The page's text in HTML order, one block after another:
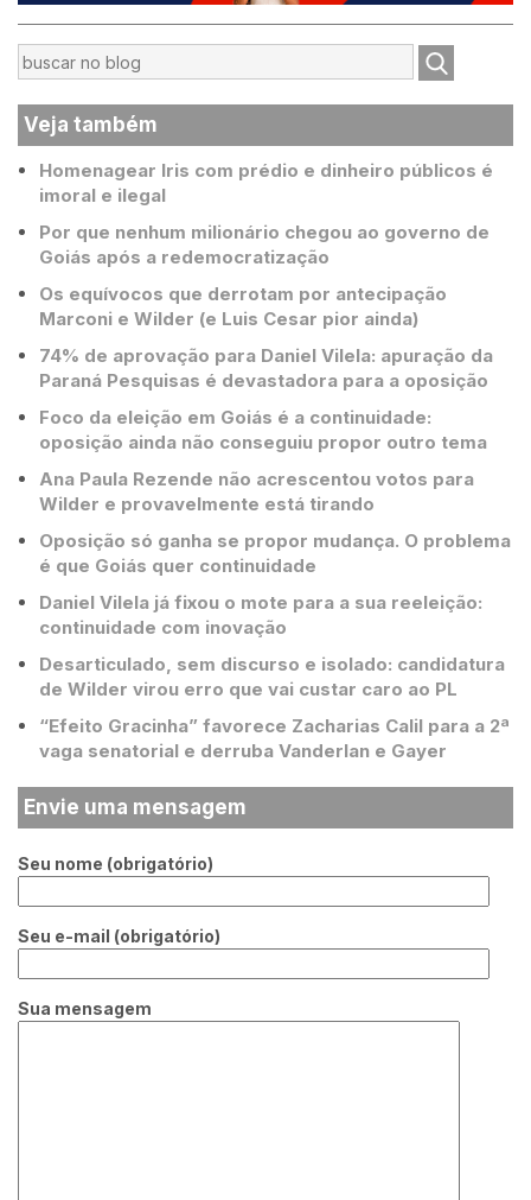
Veja também
Homenagear Iris com prédio e dinheiro públicos é
imoral e ilegal
Por que nenhum milionário chegou ao governo de
Goiás após a redemocratização
Os equívocos que derrotam por antecipação
Marconi e Wilder (e Luis Cesar pior ainda)
74% de aprovação para Daniel Vilela: apuração da
Paraná Pesquisas é devastadora para a oposição
Foco da eleição em Goiás é a continuidade:
oposição ainda não conseguiu propor outro tema
Ana Paula Rezende não acrescentou votos para
Wilder e provavelmente está tirando
Oposição só ganha se propor mudança. O problema
é que Goiás quer continuidade
Daniel Vilela já fixou o mote para a sua reeleição:
continuidade com inovação
Desarticulado, sem discurso e isolado: candidatura
de Wilder virou erro que vai custar caro ao PL
“Efeito Gracinha” favorece Zacharias Calil para a 2ª
vaga senatorial e derruba Vanderlan e Gayer
Envie uma mensagem
Seu nome (obrigatório)
Seu e-mail (obrigatório)
Sua mensagem